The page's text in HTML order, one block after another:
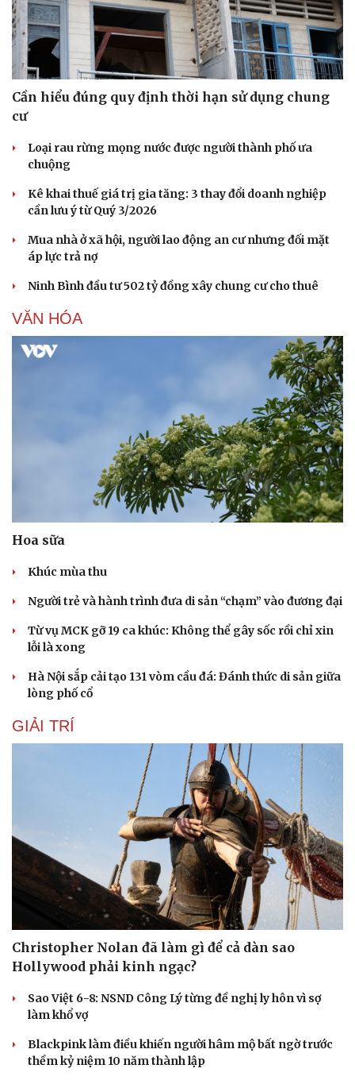
Văn hóa
Sân khấu - Điện ảnh
Âm nhạc
Di sản
Giải trí
Sao Việt
Cần hiểu đúng quy định thời hạn sử dụng chung
cư
Loại rau rừng mọng nước được người thành phố ưa
chuộng
Kê khai thuế giá trị gia tăng: 3 thay đổi doanh nghiệp
cần lưu ý từ Quý 3/2026
Mua nhà ở xã hội, người lao động an cư nhưng đối mặt
áp lực trả nợ
Ninh Bình đầu tư 502 tỷ đồng xây chung cư cho thuê
VĂN HÓA
Hoa sữa
Khúc mùa thu
Người trẻ và hành trình đưa di sản “chạm” vào đương đại
Từ vụ MCK gỡ 19 ca khúc: Không thể gây sốc rồi chỉ xin
lỗi là xong
Hà Nội sắp cải tạo 131 vòm cầu đá: Đánh thức di sản giữa
lòng phố cổ
GIẢI TRÍ
Christopher Nolan đã làm gì để cả dàn sao
Hollywood phải kinh ngạc?
Sao Việt 6-8: NSND Công Lý từng đề nghị ly hôn vì sợ
làm khổ vợ
Blackpink làm điều khiến người hâm mộ bất ngờ trước
thềm kỷ niệm 10 năm thành lập